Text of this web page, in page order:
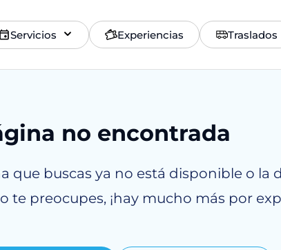
Servicios Experiencias Traslados
no encontrada
que buscas ya no está disponible o la
te preocupes, ¡hay mucho más por